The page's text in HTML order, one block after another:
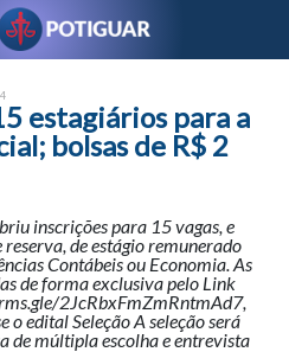
estagiários para a
bolsas de R$ 2
inscrições para 15 vagas, e
de estágio remunerado
Contábeis ou Economia. As
de forma exclusiva pelo Link
2JcRbxFmZmRntmAd7,
o edital Seleção A seleção será
de múltipla escolha e entrevista